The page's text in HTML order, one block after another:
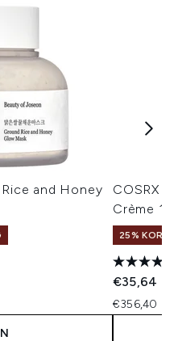
and Honey
COSRX
Crème
25%
€35,64
€356,40